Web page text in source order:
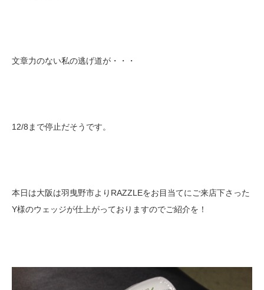
文章力のない私の逃げ道が・・・
12/8まで停止だそうです。
本日は大阪は羽曳野市よりRAZZLEをお目当てにご来店下さった
Y様のウェッジが仕上がっておりますのでご紹介を！